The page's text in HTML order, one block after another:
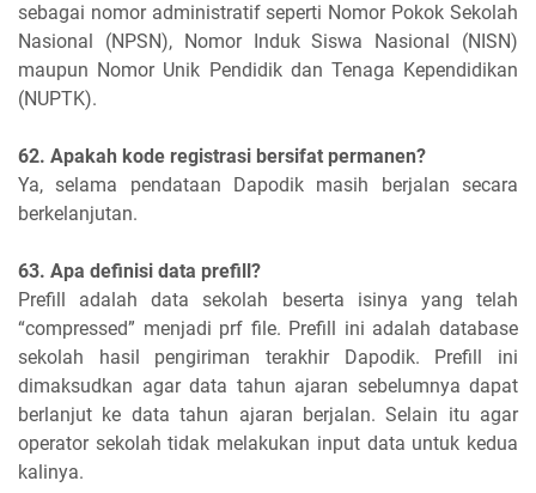
sebagai nomor administratif seperti Nomor Pokok Sekolah
Nasional (NPSN), Nomor Induk Siswa Nasional (NISN)
maupun Nomor Unik Pendidik dan Tenaga Kependidikan
(NUPTK).
62. Apakah kode registrasi bersifat permanen?
Ya, selama pendataan Dapodik masih berjalan secara
berkelanjutan.
63. Apa definisi data prefill?
Prefill adalah data sekolah beserta isinya yang telah
“compressed” menjadi prf file. Prefill ini adalah database
sekolah hasil pengiriman terakhir Dapodik. Prefill ini
dimaksudkan agar data tahun ajaran sebelumnya dapat
berlanjut ke data tahun ajaran berjalan. Selain itu agar
operator sekolah tidak melakukan input data untuk kedua
kalinya.